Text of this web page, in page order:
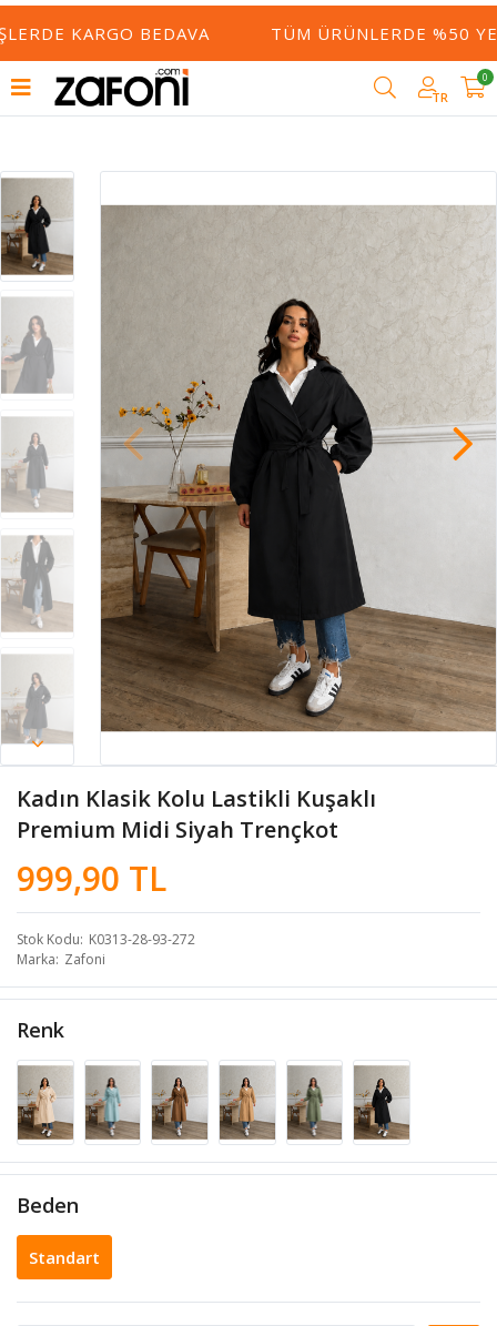
KARGO BEDAVA TÜM ÜRÜNLERDE %50 YE
TR
0
Kadın Klasik Kolu Lastikli Kuşaklı
Premium Midi Siyah Trençkot
999,90 TL
Stok Kodu K0313-28-93-272
Marka Zafoni
Renk
Beden
Standart